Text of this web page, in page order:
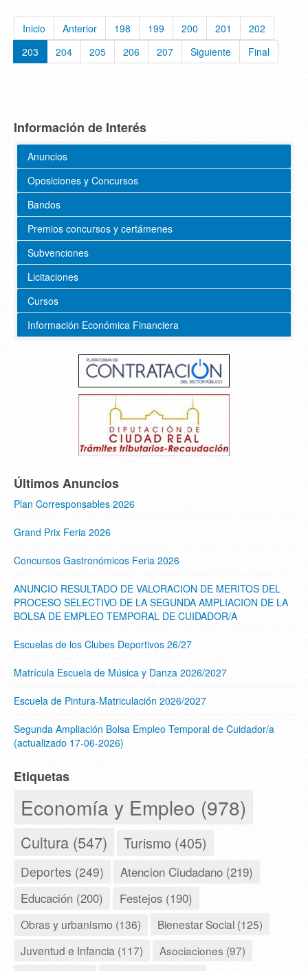
Inicio Anterior 198 199 200 201
202
203
204 205 206 207 Siguiente Final
Información de Interés
Anuncios
Oposiciones y Concursos
Bandos
Premios concursos y certámenes
Subvenciones
Licitaciones
Cursos
Información Económica Financiera
Últimos Anuncios
Plan Corresponsables 2026
Grand Prix Feria 2026
Concursos Gastronómicos Feria 2026
ANUNCIO RESULTADO DE VALORACION DE MERITOS DEL
PROCESO SELECTIVO DE LA SEGUNDA AMPLIACION DE LA
BOLSA DE EMPLEO TEMPORAL DE CUIDADOR/A
Escuelas de los Clubes Deportivos 26/27
Matrícula Escuela de Música y Danza 2026/2027
Escuela de Pintura-Matriculación 2026/2027
Segunda Ampliación Bolsa Empleo Temporal de Cuidador/a
(actualizado 17-06-2026)
Etiquetas
Economía y Empleo (978)
Cultura (547) Turismo (405)
Deportes (249) Atencion Ciudadano (219)
Educación (200) Festejos (190)
Obras y urbanismo (136)
Bienestar Social (125)
Juventud e Infancia (117)
Asociaciones (97)